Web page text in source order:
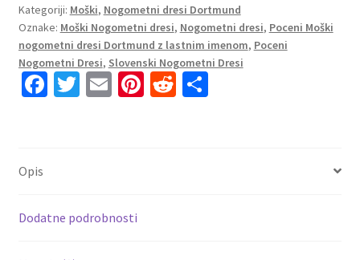
Domači
2023
Kratek
Rokav
+
9
Kategoriji: Moški, Nogometni dresi Dortmund
Oznake: Moški Nogometni dresi, Nogometni dresi, Poceni Moški
nogometni dresi Dortmund z lastnim imenom, Poceni
Nogometni Dresi, Slovenski Nogometni Dresi
Fa
k
T E Pi R S
Opis
Dodatne podrobnosti